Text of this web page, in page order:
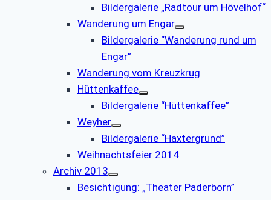
Bildergalerie „Radtour um Hövelhof“
Wanderung um Engar
Bildergalerie “Wanderung rund um
Engar”
Wanderung vom Kreuzkrug
Hüttenkaffee
Bildergalerie “Hüttenkaffee”
Weyher
Bildergalerie “Haxtergrund”
Weihnachtsfeier 2014
Archiv 2013
Besichtigung: „Theater Paderborn”